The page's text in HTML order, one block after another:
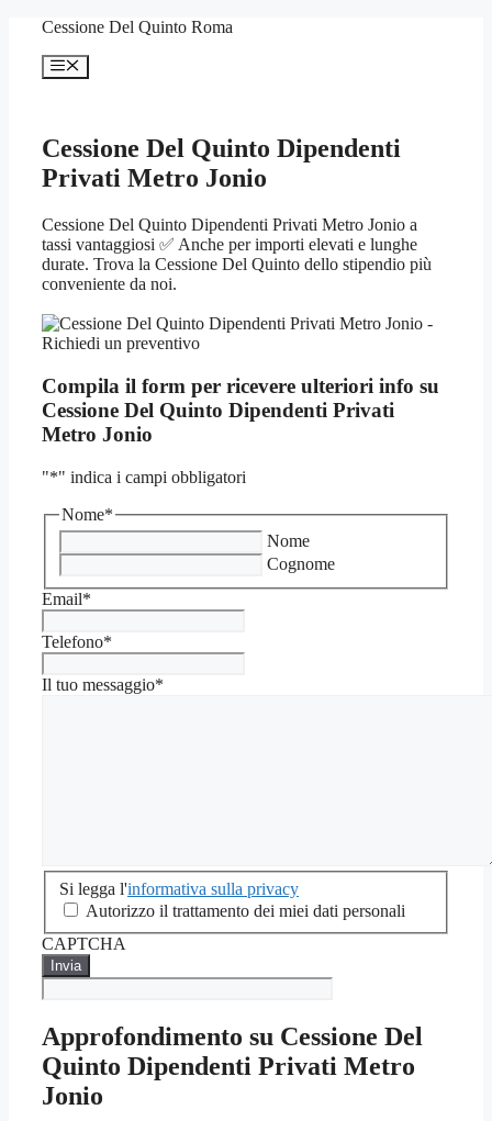
contenuto
Cessione Del Quinto Roma
Menu
Cessione Del Quinto Dipendenti
Privati Metro Jonio
Cessione Del Quinto Dipendenti Privati Metro Jonio a
tassi vantaggiosi ✅ Anche per importi elevati e lunghe
durate. Trova la Cessione Del Quinto dello stipendio più
conveniente da noi.
Compila il form per ricevere ulteriori info su
Cessione Del Quinto Dipendenti Privati
Metro Jonio
"*" indica i campi obbligatori
Nome*
Nome
Cognome
Email*
Telefono*
Il tuo messaggio*
Si
legga
sulla
privacy
Si legga l'informativa sulla privacy
Autorizzo il trattamento dei miei dati personali
CAPTCHA
Approfondimento su Cessione Del
Quinto Dipendenti Privati Metro
Jonio